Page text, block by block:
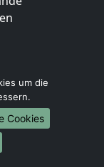
am Main
um die
Cookies